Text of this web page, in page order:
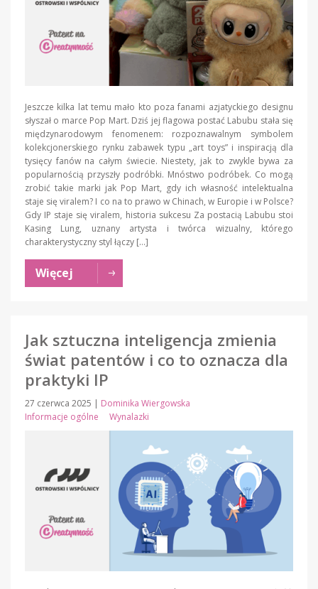
Jeszcze kilka lat temu mało kto poza fanami azjatyckiego designu
słyszał o marce Pop Mart. Dziś jej flagowa postać Labubu stała się
międzynarodowym fenomenem: rozpoznawalnym symbolem
kolekcjonerskiego rynku zabawek typu „art toys” i inspiracją dla
tysięcy fanów na całym świecie. Niestety, jak to zwykle bywa za
popularnością przyszły podróbki. Mnóstwo podróbek. Co mogą
zrobić takie marki jak Pop Mart, gdy ich własność intelektualna
staje się viralem? I co na to prawo w Chinach, w Europie i w Polsce?
Gdy IP staje się viralem, historia sukcesu Za postacią Labubu stoi
Kasing Lung, uznany artysta i twórca wizualny, którego
charakterystyczny styl łączy […]
Więcej
Jak sztuczna inteligencja zmienia
świat patentów i co to oznacza dla
praktyki IP
27 czerwca 2025 | Dominika Wiergowska
Informacje ogólne
Wynalazki